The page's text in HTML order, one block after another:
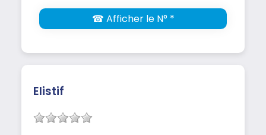
☎ Afficher le N° *
Elistif